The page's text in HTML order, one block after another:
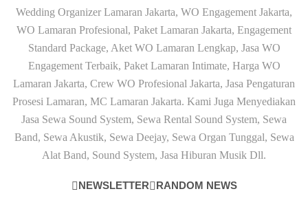
Pernikahan
dan
Event
dan
Siraman
Corporate
Event
Pernikahan
dan
Event
dan
Siraman
&
Corporate
Event
Wedding Organizer Lamaran Jakarta, WO Engagement Jakarta,
WO Lamaran Profesional, Paket Lamaran Jakarta, Engagement
Standard Package, Aket WO Lamaran Lengkap, Jasa WO
Engagement Terbaik, Paket Lamaran Intimate, Harga WO
Lamaran Jakarta, Crew WO Profesional Jakarta, Jasa Pengaturan
Prosesi Lamaran, MC Lamaran Jakarta. Kami Juga Menyediakan
Jasa Sewa Sound System, Sewa Rental Sound System, Sewa
Band, Sewa Akustik, Sewa Deejay, Sewa Organ Tunggal, Sewa
Alat Band, Sound System, Jasa Hiburan Musik Dll.
NEWSLETTER RANDOM NEWS